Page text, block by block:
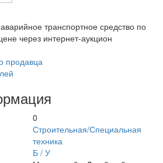
транспортное средство по
через интернет-аукцион
продавца
0
Строительная/Специальная
техника
Б / У